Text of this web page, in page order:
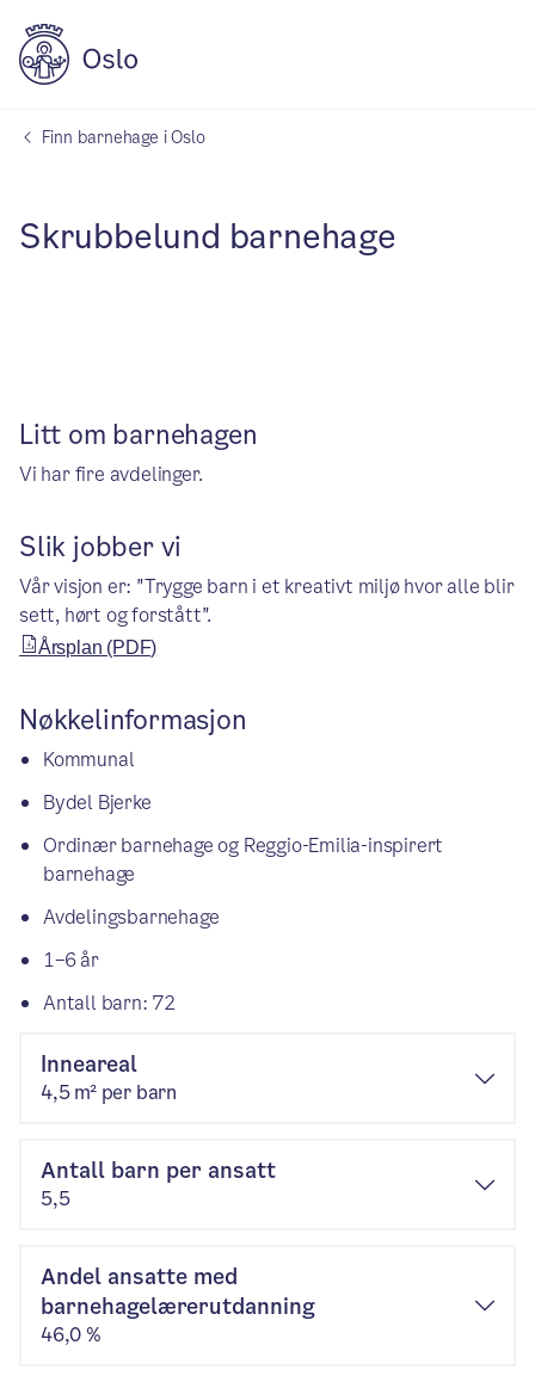
Finn barnehage i Oslo
Skrubbelund barnehage
Litt om barnehagen
Vi har fire avdelinger.
Slik jobber vi
Vår visjon er: "Trygge barn i et kreativt miljø hvor alle blir
sett, hørt og forstått".
Årsplan (PDF)
Nøkkelinformasjon
Kommunal
Bydel Bjerke
Ordinær barnehage og Reggio-Emilia-inspirert
barnehage
Avdelingsbarnehage
1–6 år
Antall barn: 72
Inneareal
4,5 m² per barn
Antall barn per ansatt
5,5
Andel ansatte med
barnehagelærerutdanning
46,0 %